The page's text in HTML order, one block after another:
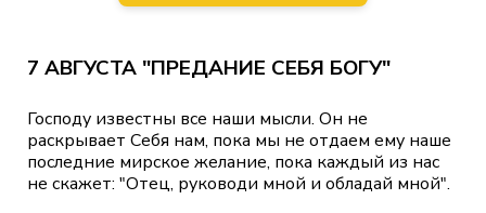
7 АВГУСТА "ПРЕДАНИЕ СЕБЯ БОГУ"
Господу известны все наши мысли. Он не
раскрывает Себя нам, пока мы не отдаем ему наше
последние мирское желание, пока каждый из нас
не скажет: "Отец, руководи мной и обладай мной".